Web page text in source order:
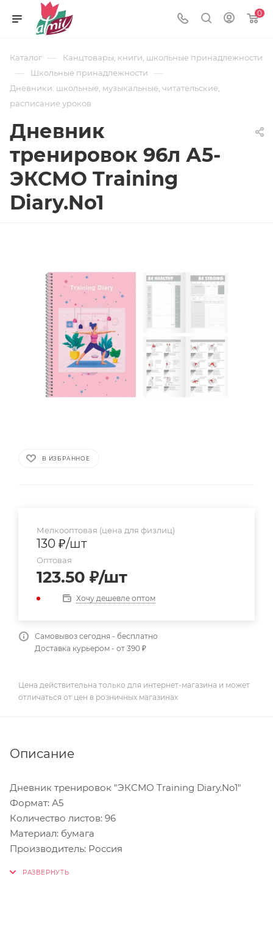
0
Каталог — Канцтовары, книги, школьные принадлежности
— Школьные принадлежности —
Дневники: школьные, музыкальные, читательские,
расписание уроков
Дневник
тренировок 96л А5-
ЭКСМО Training
Diary.No1
В ИЗБРАННОЕ
Мелкооптовая (цена для физлиц)
130 ₽/шт
Оптовая
123.50 ₽/шт
Хочу дешевле оптом
Самовывоз сегодня - бесплатно
Доставка курьером - от 390 ₽
Цена действительна только для интернет-магазина и может
отличаться от цен в розничных магазинах
Описание
Дневник тренировок "ЭКСМО Training Diary.No1"
Формат: А5
Количество листов: 96
Материал: бумага
Производитель: Россия